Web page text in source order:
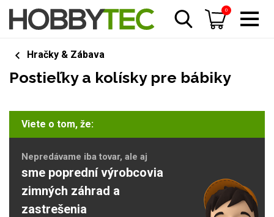
0
Hračky & Zábava
Postieľky a kolísky pre bábiky
Viete o tom, že:
Nepredávame iba tovar, ale aj
sme poprední výrobcovia
zimných záhrad a
zastrešenia